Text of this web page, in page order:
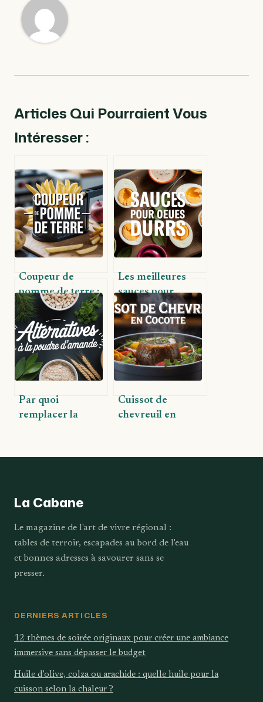
Articles Qui Pourraient Vous
Intéresser :
Coupeur de
pomme de terre :
votre allié pour
des préparations
rapides et
uniformes
Les meilleures
sauces pour
sublimer vos œufs
durs facilement
Par quoi
remplacer la
alternatives et
Cuissot de
chevreuil en
accompagnements
La Cabane
Le magazine de l'art de vivre régional :
tables de terroir, escapades au bord de l'eau
et bonnes adresses à savourer sans se
presser.
DERNIERS ARTICLES
12 thèmes de soirée originaux pour créer une ambiance
immersive sans dépasser le budget
Huile d’olive, colza ou arachide : quelle huile pour la
cuisson selon la chaleur ?